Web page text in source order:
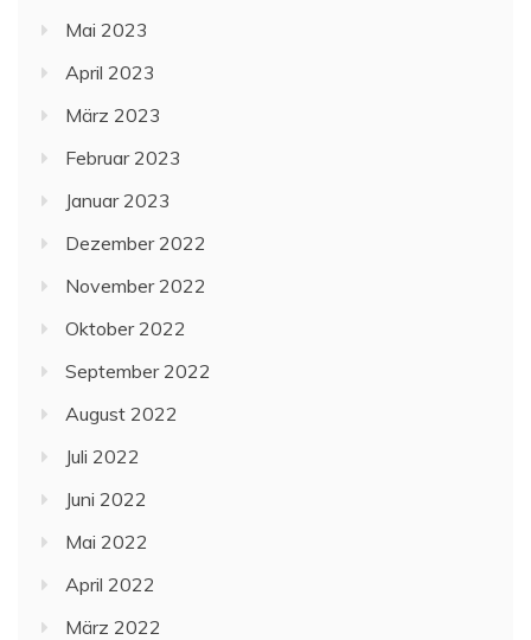
Mai 2023
April 2023
März 2023
Februar 2023
Januar 2023
Dezember 2022
November 2022
Oktober 2022
September 2022
August 2022
Juli 2022
Juni 2022
Mai 2022
April 2022
März 2022